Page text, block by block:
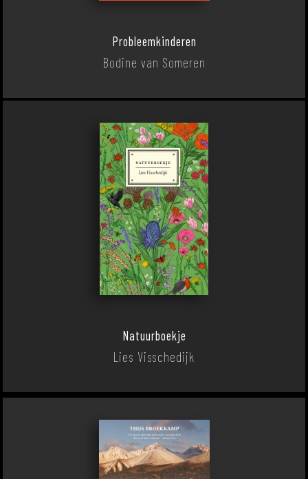
Probleemkinderen
Bodine van Someren
Natuurboekje
Lies Visschedijk